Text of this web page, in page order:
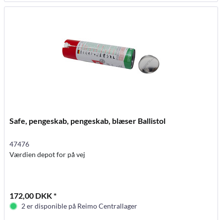
Safe, pengeskab, pengeskab, blæser Ballistol
47476
Værdien depot for på vej
172,00 DKK *
2 er disponible på Reimo Centrallager